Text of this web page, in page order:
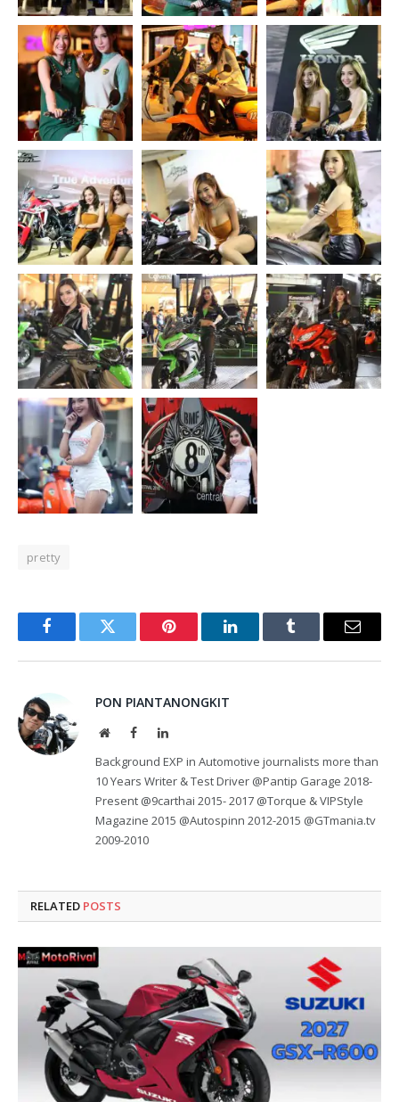
pretty
FacebookTwitter Pinterest LinkedInTumblr Email
PON PIANTANONGKIT
WebsiteFacebookLinkedIn
Background EXP in Automotive journalists more than
10 Years Writer & Test Driver @Pantip Garage 2018-
Present @9carthai 2015- 2017 @Torque & VIPStyle
Magazine 2015 @Autospinn 2012-2015 @GTmania.tv
2009-2010
RELATED POSTS